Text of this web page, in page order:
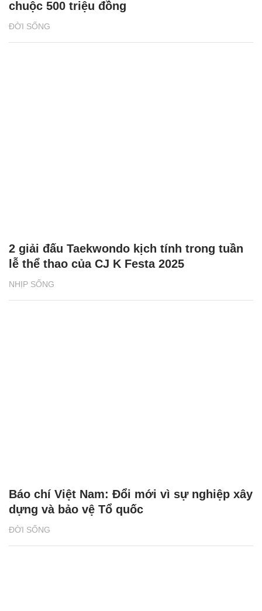
ĐỜI SỐNG
chuộc 500 triệu đồng
NHỊP SỐNG
2 giải đấu Taekwondo kịch tính trong tuần
lễ thể thao của CJ K Festa 2025
ĐỜI SỐNG
Báo chí Việt Nam: Đổi mới vì sự nghiệp xây
dựng và bảo vệ Tổ quốc